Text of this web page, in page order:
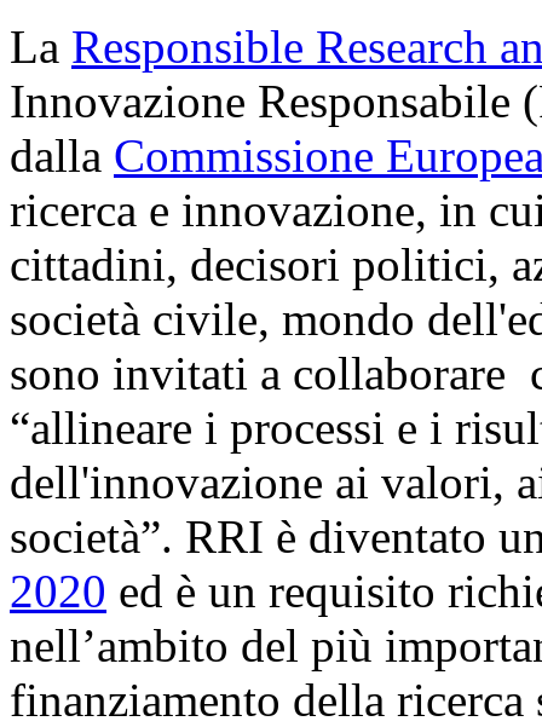
La Responsible Research
Innovazione Responsabile
dalla Commissione
ricerca e innovazione, in
cittadini, decisori politici,
società civile, mondo
sono invitati a collaborare
“allineare i processi e i
dell'innovazione ai valori,
società”. RRI è diventato
2020 ed è un requisito
nell’ambito del più
finanziamento della